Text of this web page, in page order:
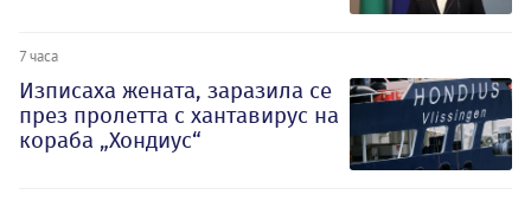
7 часа
Изписаха жената, заразила се
през пролетта с хантавирус на
кораба „Хондиус“